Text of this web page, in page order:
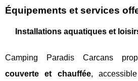
Équipements et services
Installations aquatiques et
Camping Paradis Carcans
couverte et chauffée,